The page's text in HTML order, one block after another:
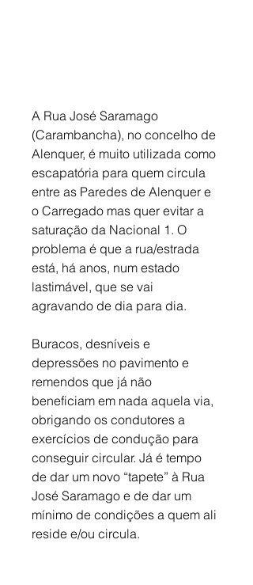
A Rua José Saramago
(Carambancha), no concelho de
Alenquer, é muito utilizada como
escapatória para quem circula
entre as Paredes de Alenquer e
o Carregado mas quer evitar a
saturação da Nacional 1. O
problema é que a rua/estrada
está, há anos, num estado
lastimável, que se vai
agravando de dia para dia.
Buracos, desníveis e
depressões no pavimento e
remendos que já não
beneficiam em nada aquela via,
obrigando os condutores a
exercícios de condução para
conseguir circular. Já é tempo
de dar um novo “tapete” à Rua
José Saramago e de dar um
mínimo de condições a quem ali
reside e/ou circula.